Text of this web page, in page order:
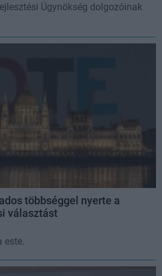
Ügynökség dolgozóinak
többséggel nyerte a
választást
este.